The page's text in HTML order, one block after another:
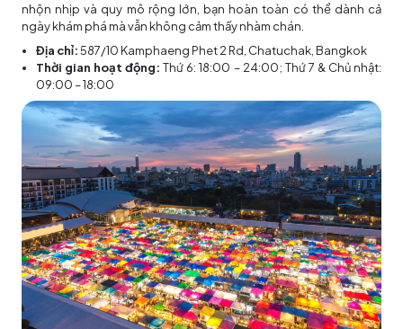
nhộn nhịp và quy mô rộng lớn, bạn hoàn toàn có thể dành cả
ngày khám phá mà vẫn không cảm thấy nhàm chán.
Địa chỉ:587/10 Kamphaeng Phet 2 Rd, Chatuchak, Bangkok
Thời gian hoạt động: Thứ 6: 18:00 – 24:00; Thứ 7 & Chủ nhật:
09:00 – 18:00